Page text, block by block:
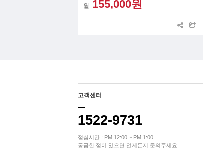
월 155,000원
고객센터
1522-9731
점심시간 : PM 12:00 ~ PM 1:00
궁금한 점이 있으면 언제든지 문의주세요.